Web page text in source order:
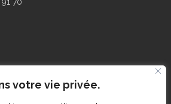
votre vie privée.